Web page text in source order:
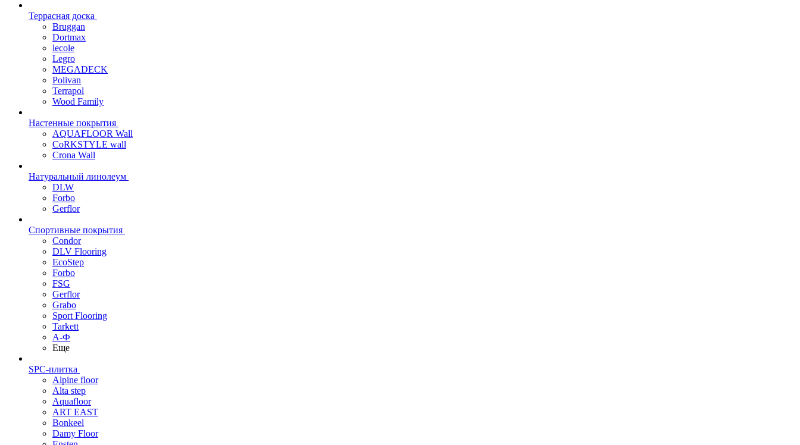
Террасная доска
Bruggan
Dortmax
lecole
Legro
MEGADECK
Polivan
Terrapol
Wood Family
Настенные покрытия
AQUAFLOOR Wall
CoRKSTYLE wall
Crona Wall
Натуральный линолеум
DLW
Forbo
Gerflor
Спортивные покрытия
Condor
DLV Flooring
EcoStep
Forbo
FSG
Gerflor
Grabo
Sport Flooring
Tarkett
А-Ф
Еще
SPC-плитка
Alpine floor
Alta step
Aquafloor
ART EAST
Bonkeel
Damy Floor